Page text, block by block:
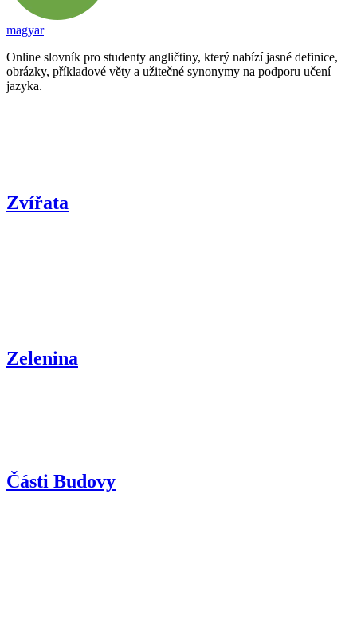
magyar
Online slovník pro studenty angličtiny, který nabízí jasné definice,
obrázky, příkladové věty a užitečné synonymy na podporu učení
jazyka.
Zvířata
Zelenina
Části Budovy